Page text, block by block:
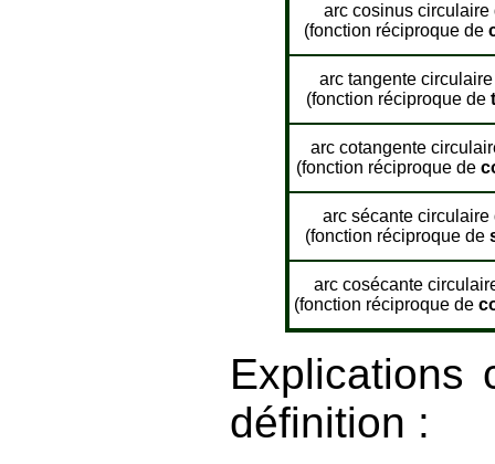
arc cosinus circulaire
(fonction réciproque de
arc tangente
(fonction réciproque de
arc cotangente
(fonction réciproque de
arc sécante circulaire
(fonction réciproque de
arc cosécante
(fonction réciproque de
Explications
définition :